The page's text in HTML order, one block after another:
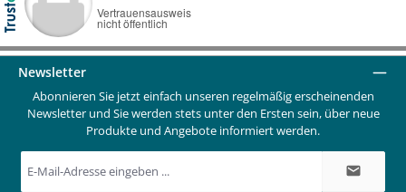
Newsletter
Abonnieren Sie jetzt einfach unseren regelmäßig erscheinenden
Newsletter und Sie werden stets unter den Ersten sein, über neue
Produkte und Angebote informiert werden.
Mail-